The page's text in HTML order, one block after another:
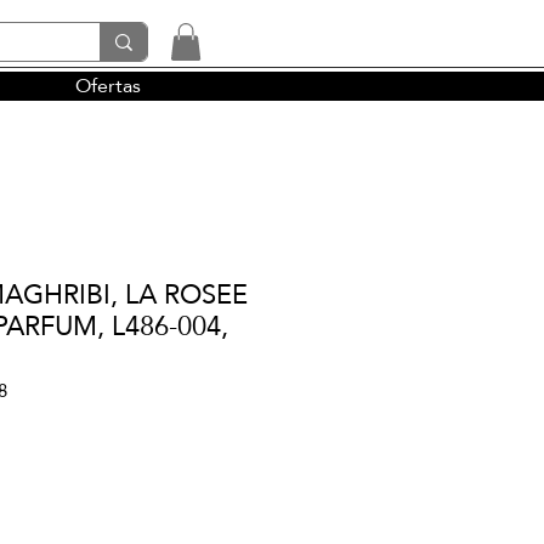
y la perfumería árabe
Ofertas
LA ROSEE
L486-004,